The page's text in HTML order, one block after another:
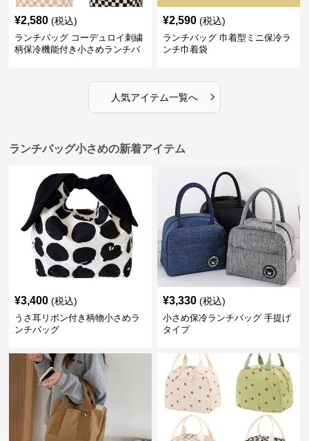
¥2,580 (税込)
ランチバッグ コーデュロイ刺繍
柄保冷機能付き小さめランチバ
¥2,590 (税込)
ランチバッグ 巾着型ミニ保冷ラ
ンチ巾着袋
人気アイテム一覧へ ›
ランチバッグ小さめの新着アイテム
¥3,400 (税込)
うさ耳リボン付き柄物小さめラ
ンチバッグ
¥3,330 (税込)
小さめ保冷ランチバッグ 手提げ
タイプ